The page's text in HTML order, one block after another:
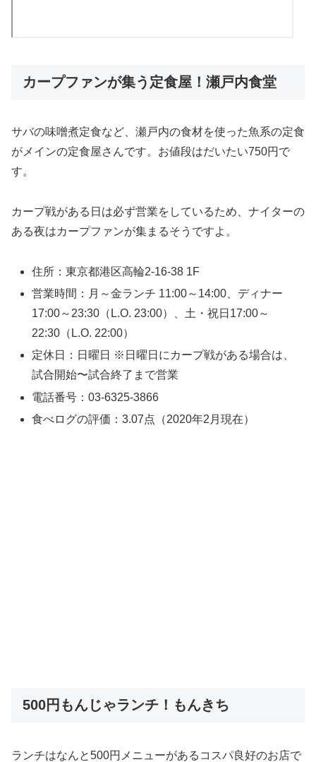
カープファンが集う定食屋！瀬戸内食堂
サバの味噌煮定食など、瀬戸内の食材を使った魚系の定食
がメインの定食屋さんです。お値段はだいたい750円で
す。
カープ戦がある日は必ず営業をしているため、ナイターの
ある夜はカープファンが集まるそうですよ。
住所：東京都港区高輪2-16-38 1F
営業時間：月～金ランチ 11:00～14:00、ディナー
17:00～23:30（L.O. 23:00）、土・祝日17:00～
22:30（L.O. 22:00）
定休日：日曜日 ※日曜日にカープ戦がある場合は、
試合開始〜試合終了まで営業
電話番号：03-6325-3866
食べログの評価：3.07点（2020年2月現在）
500円もんじゃランチ！もんきち
ランチはなんと500円メニューがあるコスパ良好のお店で